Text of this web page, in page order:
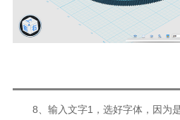
8、输入文字1，选好字体，因为